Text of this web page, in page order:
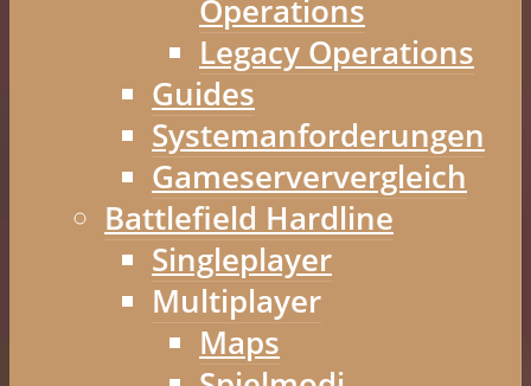
Operations
Legacy Operations
Guides
Systemanforderungen
Gameserververgleich
Battlefield Hardline
Singleplayer
Multiplayer
Maps